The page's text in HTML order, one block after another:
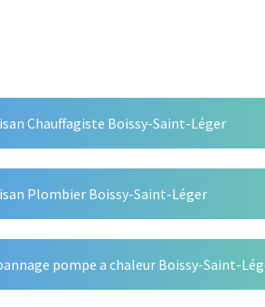
Chauffagiste Boissy-Saint-Léger
Plombier Boissy-Saint-Léger
pompe a chaleur Boissy-Saint-